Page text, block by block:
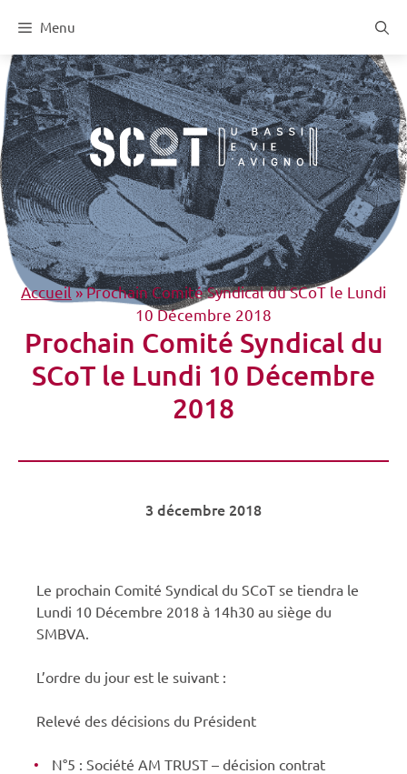
contenu
Menu
Accueil»Prochain Comité Syndical du SCoT le Lundi
10 Décembre 2018
Prochain Comité Syndical du
SCoT le Lundi 10 Décembre
2018
3 décembre 2018
Le prochain Comité Syndical du SCoT se tiendra le
Lundi 10 Décembre 2018 à 14h30 au siège du
SMBVA.
L’ordre du jour est le suivant :
Relevé des décisions du Président
N°5 : Société AM TRUST – décision contrat